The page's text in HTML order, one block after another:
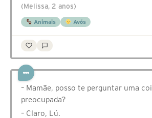
(Melissa, 2 anos)
Animais Avós
– Mamãe, posso te perguntar uma
preocupada?
– Claro, Lú.